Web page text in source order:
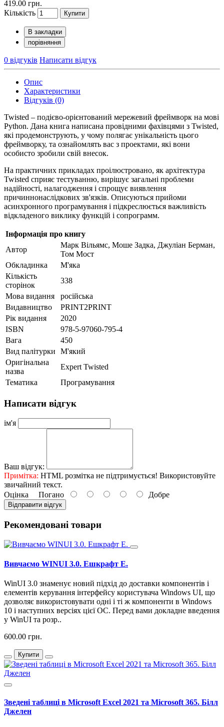
419.00 грн.
Кількість
Купити
В закладки
порівняння
0 відгуків Написати відгук
Опис
Характеристики
Відгуків (0)
Twisted – подієво-орієнтований мережевий фреймворк на мові
Python. Дана книга написана провідними фахівцями з Twisted,
які продемонструють, у чому полягає унікальність цього
фреймворку, та ознайомлять вас з проектами, які вони
особисто зробили свій внесок.
На практичних прикладах проілюстровано, як архітектура
Twisted сприяє тестуванню, вирішує загальні проблеми
надійності, налагодження і спрощує виявлення
причиннонаслідкових зв'язків. Описуються прийоми
асинхронного програмування і підкреслюється важливість
відкладеного виклику функцій і сопрограмм.
Інформація про книгу
Автор
Марк Вільямс, Моше Задка, Джуліан Берман,
Том Мост
Обкладинка
М'яка
Кількість
сторінок
338
Мова видання
російська
Видавництво
PRINT2PRINT
Рік видання
2020
ISBN
978-5-97060-795-4
Вага
450
Вид палітурки
М'який
Оригінальна
назва
Expert Twisted
Тематика
Програмування
Написати відгук
ім'я
Ваш відгук:
Примітка: HTML розмітка не підтримується! Використовуйте
звичайний текст.
Оцінка Погано Добре
Відправити відгук
Рекомендовані товари
Вивчаємо WINUI 3.0. Ешкрафт Е.
WinUI 3.0 знаменує новий підхід до доставки компонентів і
елементів керування інтерфейсу користувача Windows UI, що
дозволяє використовувати одні і ті ж компоненти в Windows
10 і наступних версіях цієї ОС. Перед вами докладне введення
у WinUI та розр..
600.00 грн.
Купити
Зведені таблиці в Microsoft Excel 2021 та Microsoft 365. Білл
Джелен